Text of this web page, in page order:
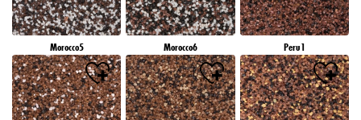
Morocco5 Morocco6 Peru1